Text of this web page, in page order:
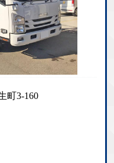
町3-160